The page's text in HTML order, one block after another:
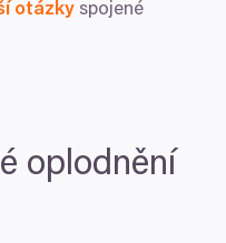
otázky spojené
oplodnění